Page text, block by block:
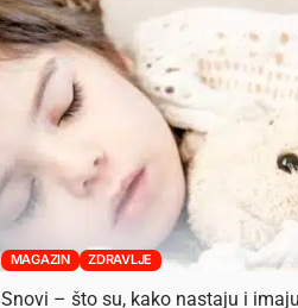
MAGAZIN ZDRAVLJE
Snovi – što su, kako nastaju i